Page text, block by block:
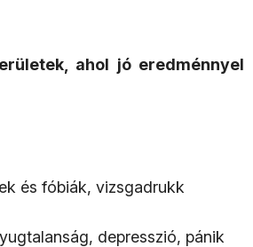
ahol jó eredménnyel
és fóbiák, vizsgadrukk
depresszió, pánik